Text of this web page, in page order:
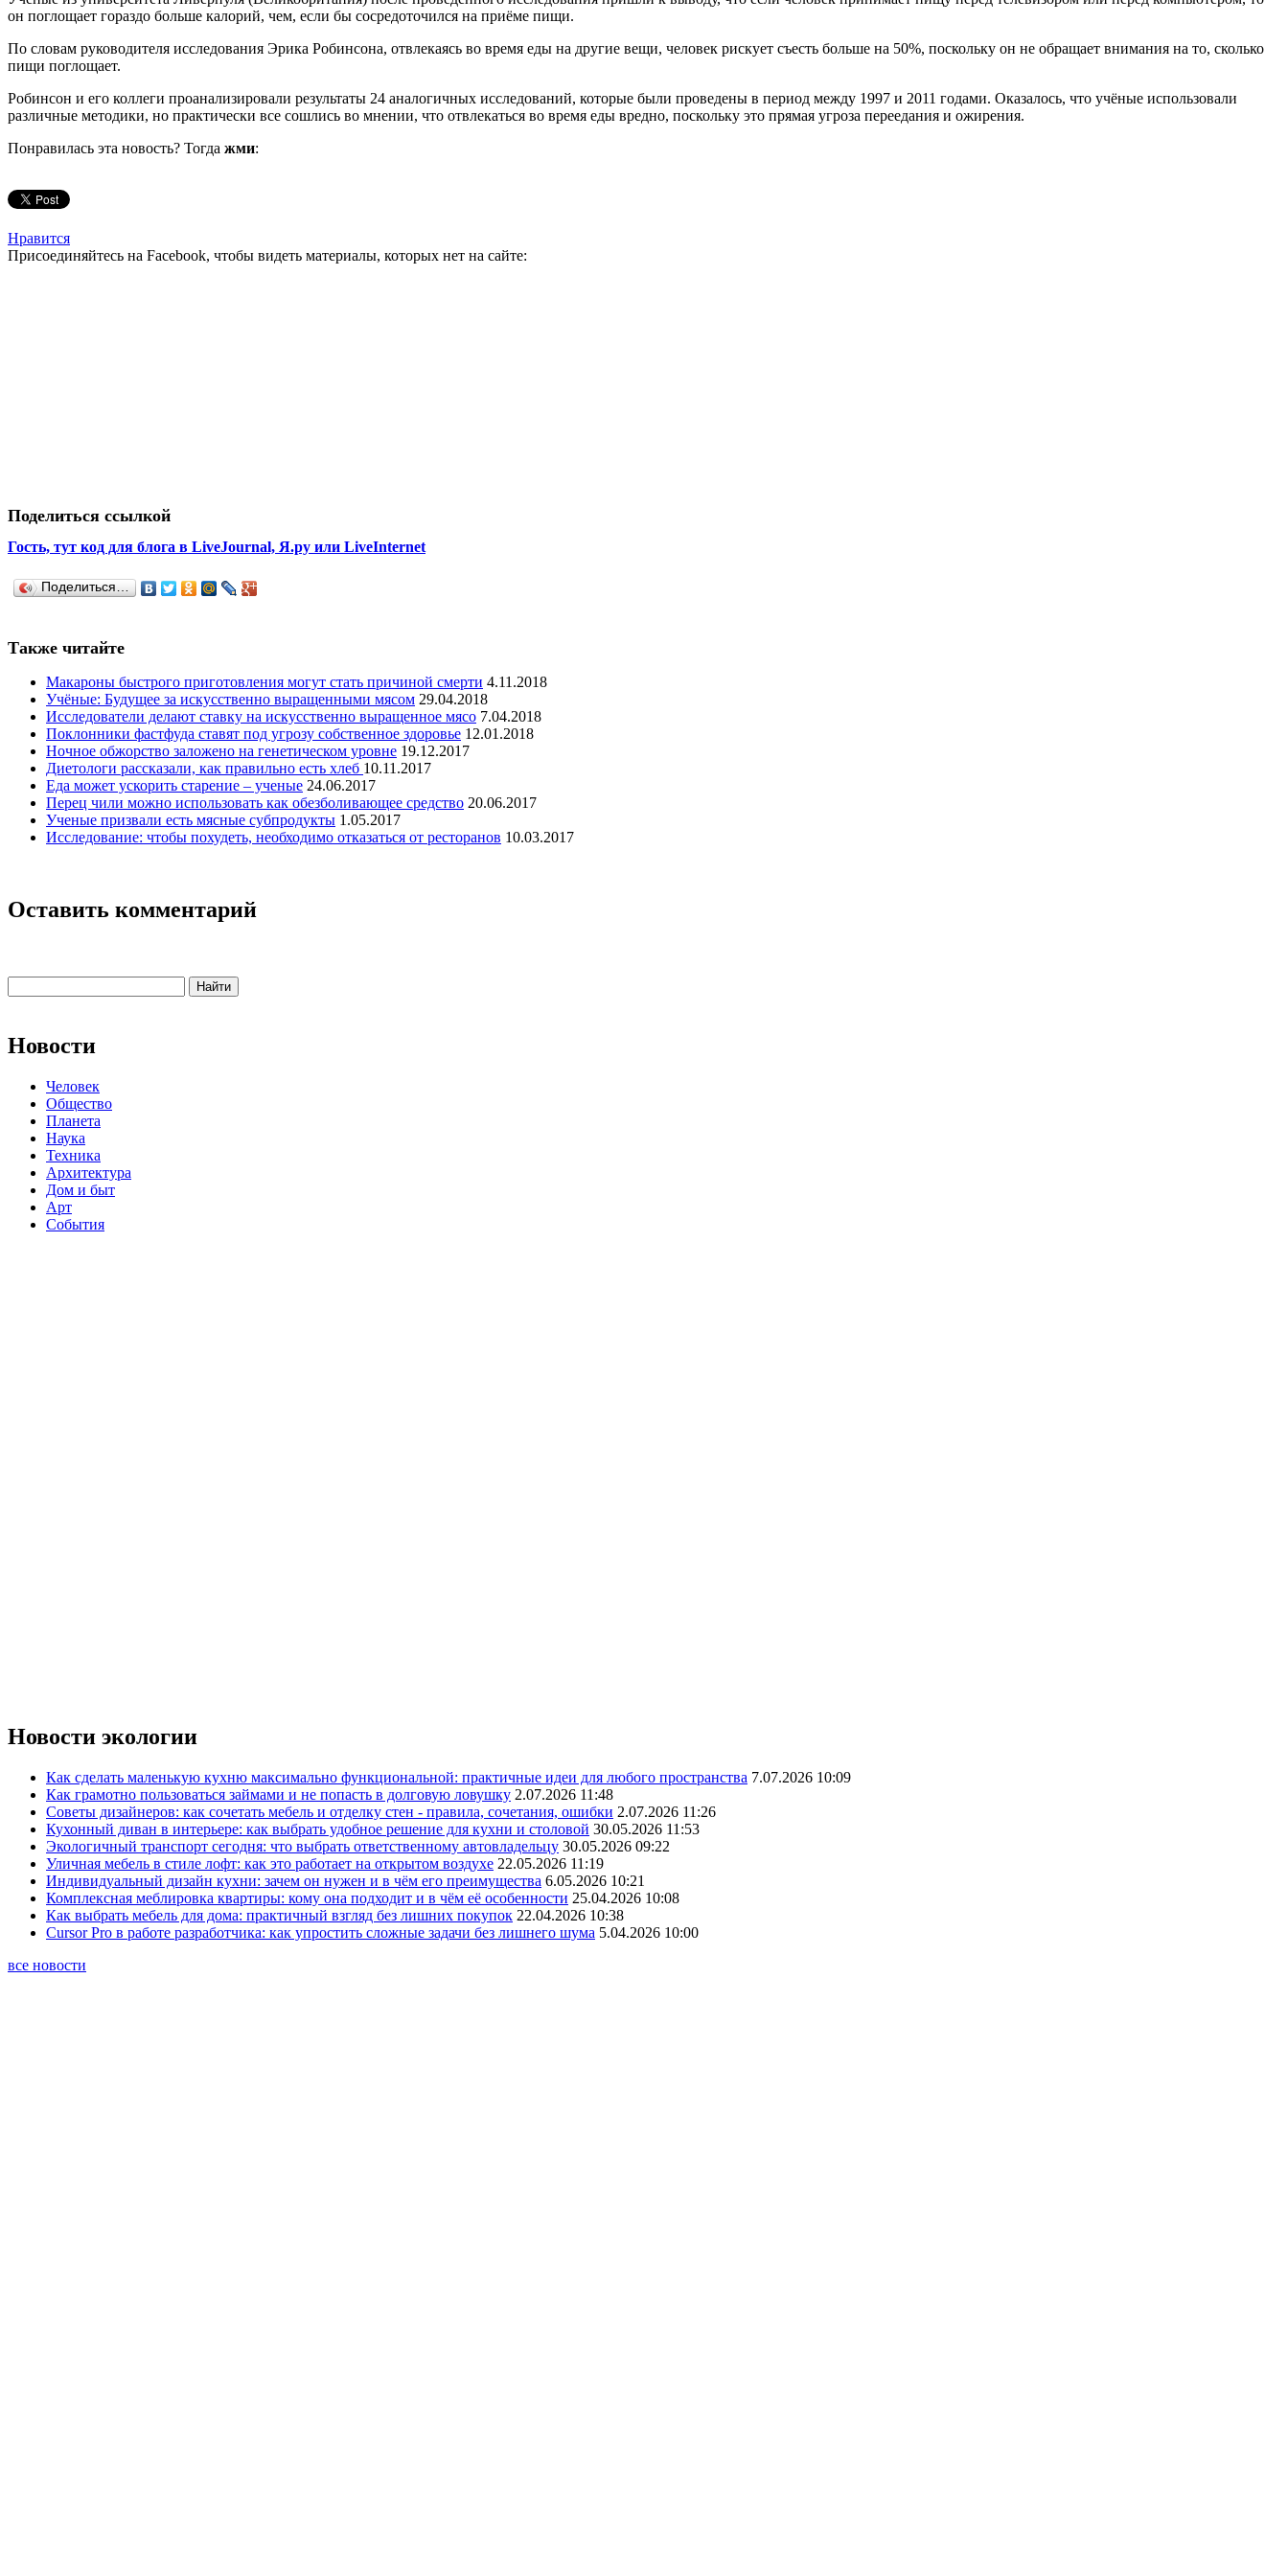
он поглощает гораздо больше калорий, чем, если бы сосредоточился на приёме пищи.
По словам руководителя исследования Эрика Робинсона, отвлекаясь во время еды на другие вещи, человек рискует съесть больше на 50%, поскольку он не обращает внимания на то, сколько
пищи поглощает.
Робинсон и его коллеги проанализировали результаты 24 аналогичных исследований, которые были проведены в период между 1997 и 2011 годами. Оказалось, что учёные использовали
различные методики, но практически все сошлись во мнении, что отвлекаться во время еды вредно, поскольку это прямая угроза переедания и ожирения.
Понравилась эта новость? Тогда жми:
Нравится
Присоединяйтесь на Facebook, чтобы видеть материалы, которых нет на сайте:
Поделиться ссылкой
Гость, тут код для блога в LiveJournal, Я.ру или LiveInternet
Поделиться…
Также читайте
Макароны быстрого приготовления могут стать причиной смерти 4.11.2018
Учёные: Будущее за искусственно выращенными мясом 29.04.2018
Исследователи делают ставку на искусственно выращенное мясо 7.04.2018
Поклонники фастфуда ставят под угрозу собственное здоровье 12.01.2018
Ночное обжорство заложено на генетическом уровне 19.12.2017
Диетологи рассказали, как правильно есть хлеб 10.11.2017
Еда может ускорить старение – ученые 24.06.2017
Перец чили можно использовать как обезболивающее средство 20.06.2017
Ученые призвали есть мясные субпродукты 1.05.2017
Исследование: чтобы похудеть, необходимо отказаться от ресторанов 10.03.2017
Оставить комментарий
Новости
Человек
Общество
Планета
Наука
Техника
Архитектура
Дом и быт
Арт
События
Новости экологии
Как сделать маленькую кухню максимально функциональной: практичные идеи для любого пространства 7.07.2026 10:09
Как грамотно пользоваться займами и не попасть в долговую ловушку 2.07.2026 11:48
Советы дизайнеров: как сочетать мебель и отделку стен - правила, сочетания, ошибки 2.07.2026 11:26
Кухонный диван в интерьере: как выбрать удобное решение для кухни и столовой 30.05.2026 11:53
Экологичный транспорт сегодня: что выбрать ответственному автовладельцу 30.05.2026 09:22
Уличная мебель в стиле лофт: как это работает на открытом воздухе 22.05.2026 11:19
Индивидуальный дизайн кухни: зачем он нужен и в чём его преимущества 6.05.2026 10:21
Комплексная меблировка квартиры: кому она подходит и в чём её особенности 25.04.2026 10:08
Как выбрать мебель для дома: практичный взгляд без лишних покупок 22.04.2026 10:38
Cursor Pro в работе разработчика: как упростить сложные задачи без лишнего шума 5.04.2026 10:00
все новости